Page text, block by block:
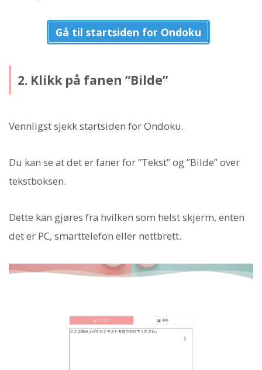
Gå til startsiden for Ondoku
2. Klikk på fanen ”Bilde”
Vennligst sjekk startsiden for Ondoku.
Du kan se at det er faner for ”Tekst” og ”Bilde” over
tekstboksen.
Dette kan gjøres fra hvilken som helst skjerm, enten
det er PC, smarttelefon eller nettbrett.